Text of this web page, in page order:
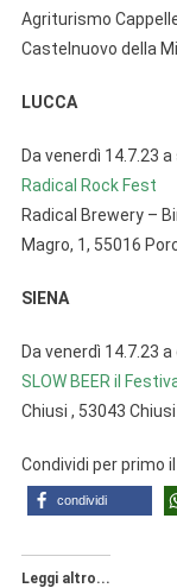
Agriturismo
Castelnuovo della
LUCCA
Da venerdì 14.7.23
Radical Rock Fest
Radical Brewery –
Magro, 1, 55016
SIENA
Da venerdì 14.7.23
SLOW BEER il
Chiusi , 53043 Chiusi
Condividi per primo
condividi
Leggi altro...